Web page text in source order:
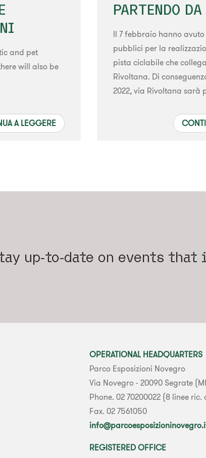
and pet
will also be
A LEGGERE
PARTENDO
Il 7 febbraio hanno
pubblici per la
pista ciclabile che
Rivoltana. Di
2022, via Rivoltana sarà
up-to-date on events that
OPERATIONAL HEADQUARTERS
Parco Esposizioni Novegro
Via Novegro - 20090 Segrate
Phone. 02 70200022 (8 linee ric.
Fax. 02 7561050
REGISTERED OFFICE